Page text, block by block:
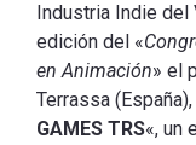
Industria Indie del
edición del «
en Animación» el
Terrassa
GAMES TRS«, un